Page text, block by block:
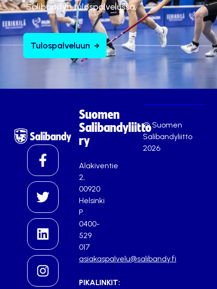
Salibandyn tulospalvelussa.
Tulospalveluun
Suomen
Salibandyliitto
ry
Alakiventie
2,
00920
Helsinki
P.
0400-
529
017
asiakaspalvelu@salibandy.fi
PIKALINKIT:
© Suomen
Salibandyliitto
2026